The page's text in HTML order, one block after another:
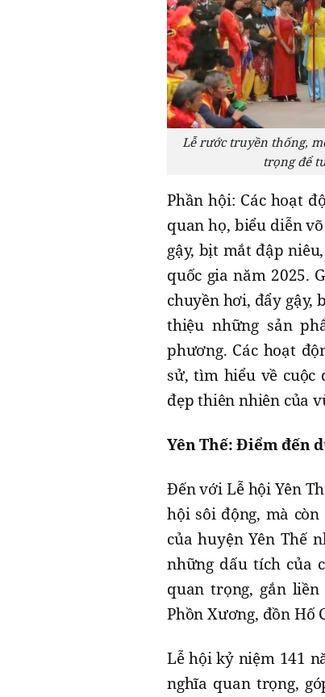
Lễ rước truyền thống,
trọng để
Phần hội: Các hoạt
quan họ, biểu diễn
gậy, bịt mắt đập
quốc gia năm 2025.
chuyền hơi, đẩy gậy,
thiệu những sản
phương. Các hoạt
sử, tìm hiểu về cuộc
đẹp thiên nhiên của
Yên Thế: Điểm đến
Đến với Lễ hội Yên
hội sôi động, mà
của huyện Yên Thế
những dấu tích của
quan trọng, gắn
Phồn Xương, đồn Hố
Lễ hội kỷ niệm 141
nghĩa quan trọng,